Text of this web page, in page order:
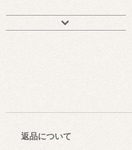
返品について